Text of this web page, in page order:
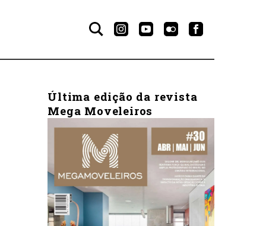
Última edição da revista
Mega Moveleiros